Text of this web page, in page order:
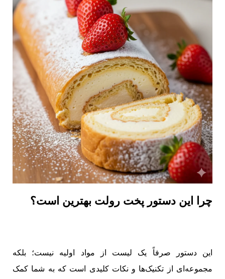
چرا این دستور پخت رولت بهترین است؟
این دستور صرفاً یک لیست از مواد اولیه نیست؛ بلکه
مجموعه‌ای از تکنیک‌ها و نکات کلیدی است که به شما کمک